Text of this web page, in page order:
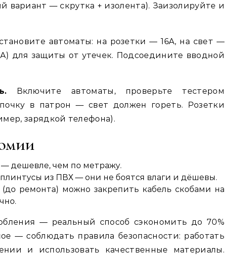
— скрутка + изолента). Заизолируйте и
автоматы: на розетки — 16А, на свет —
для защиты от утечек. Подсоедините вводной
Включите автоматы, проверьте тестером
в патрон — свет должен гореть. Розетки
зарядкой телефона).
дешевле, чем по метражу.
из ПВХ — они не боятся влаги и дёшевы.
ремонта) можно закрепить кабель скобами на
— реальный способ сэкономить до 70%
— соблюдать правила безопасности: работать
и использовать качественные материалы.